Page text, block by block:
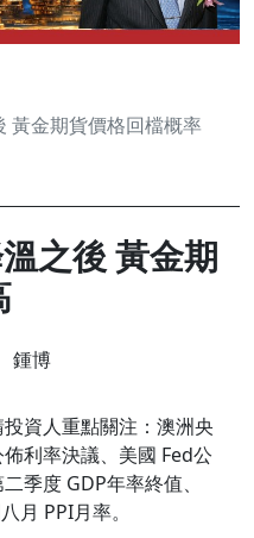
黃金期貨價格回檔概率
之後 黃金期
鍾博
資人重點關注：澳洲央
利率決議、美國 Fed公
季度 GDP年率終值、
月 PPI月率。